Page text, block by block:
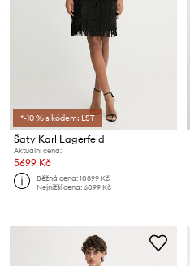
*-10 % s kódem: LST
Šaty Karl Lagerfeld
Aktuální cena:
5699 Kč
Běžná cena:10899 Kč
Nejnižší cena:6099 Kč